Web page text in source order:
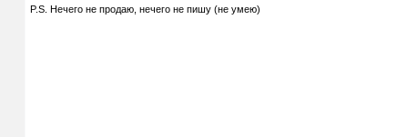
P.S. Нечего не продаю, нечего не пишу (не умею)